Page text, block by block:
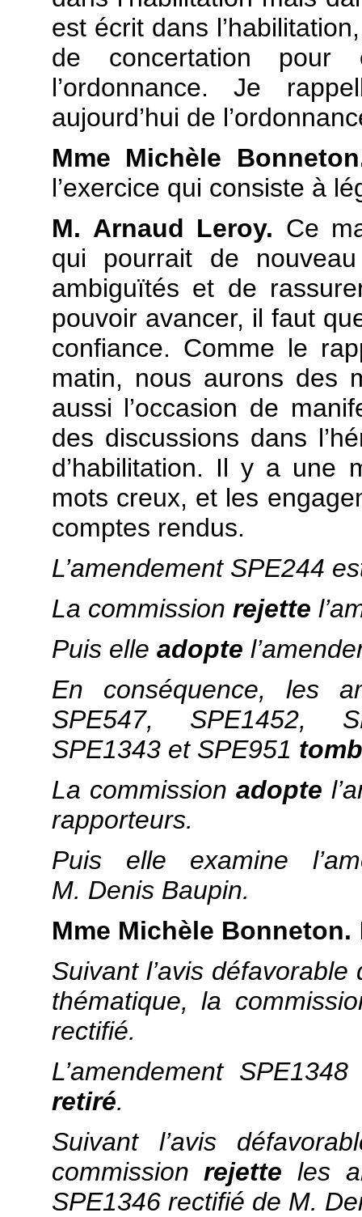
est écrit dans
de concertation
l’ordonnance. Je
aujourd’hui de
Mme Michèle
l’exercice qui consiste à
M. Arnaud Leroy. Ce
qui pourrait de
ambiguïtés et de
pouvoir avancer, il faut
confiance. Comme le
matin, nous aurons des
aussi l’occasion de
des discussions dans
d’habilitation. Il y a une
mots creux, et les
comptes rendus.
L’amendement SPE244
La commission rejette
Puis elle adopte
En conséquence, les
SPE547, SPE1452,
SPE1343 et SPE951
La commission adopte
rapporteurs.
Puis elle examine
M. Denis Baupin.
Mme Michèle Bonneton.
Suivant l’avis
thématique, la
rectifié.
L’amendement
retiré.
Suivant l’avis
commissionrejetteles
SPE1346 rectifié de M.